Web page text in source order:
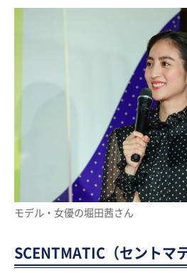
モデル・女優の堀田茜さん
SCENTMATIC（セントマ